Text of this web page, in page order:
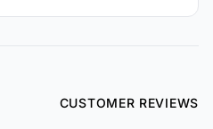
CUSTOMER REVIEWS